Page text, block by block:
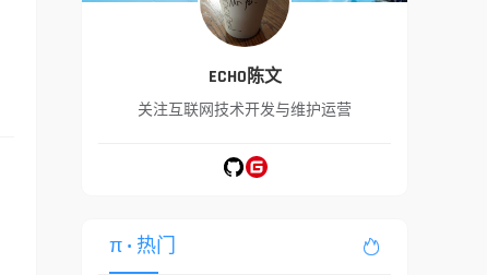
ECHO陈文
关注互联网技术开发与维护运营
π • 热门 